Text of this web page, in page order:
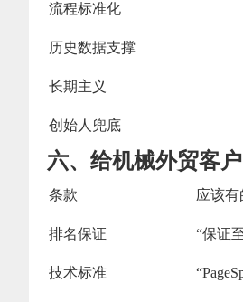
流程标准化
历史数据支撑
长期主义
创始人兜底
六、给机械外贸客
条款 应该有
排名保证 “保证
技术标准